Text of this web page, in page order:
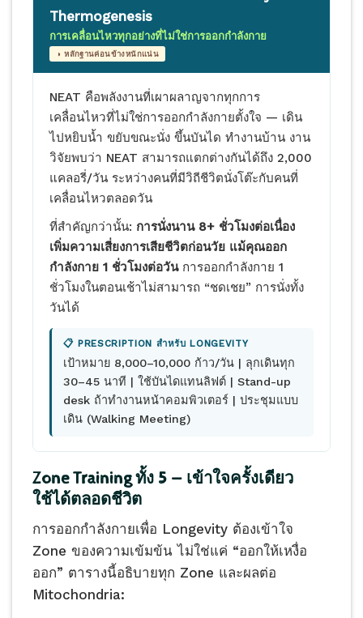
Thermogenesis
การเคลื่อนไหวทุกอย่างที่ไม่ใช่การออกกำลังกาย
◑ หลักฐานค่อนข้างหนักแน่น
NEAT คือพลังงานที่เผาผลาญจากทุกการ
เคลื่อนไหวที่ไม่ใช่การออกกำลังกายตั้งใจ — เดิน
ไปหยิบน้ำ ขยับขณะนั่ง ขึ้นบันได ทำงานบ้าน งาน
วิจัยพบว่า NEAT สามารถแตกต่างกันได้ถึง 2,000
แคลอรี่/วัน ระหว่างคนที่มีวิถีชีวิตนั่งโต๊ะกับคนที่
เคลื่อนไหวตลอดวัน
ที่สำคัญกว่านั้น: การนั่งนาน 8+ ชั่วโมงต่อเนื่อง
เพิ่มความเสี่ยงการเสียชีวิตก่อนวัย แม้คุณออก
กำลังกาย 1 ชั่วโมงต่อวันการออกกำลังกาย 1
ชั่วโมงในตอนเช้าไม่สามารถ “ชดเชย” การนั่งทั้ง
วันได้
📋 PRESCRIPTION สำหรับ LONGEVITY
เป้าหมาย 8,000–10,000 ก้าว/วัน | ลุกเดินทุก
30–45 นาที | ใช้บันไดแทนลิฟต์ | Stand-up
desk ถ้าทำงานหน้าคอมพิวเตอร์ | ประชุมแบบ
เดิน (Walking Meeting)
Zone Training ทั้ง 5 — เข้าใจครั้งเดียว
ใช้ได้ตลอดชีวิต
การออกกำลังกายเพื่อ Longevity ต้องเข้าใจ
Zone ของความเข้มข้น ไม่ใช่แค่ “ออกให้เหงื่อ
ออก” ตารางนี้อธิบายทุก Zone และผลต่อ
Mitochondria: